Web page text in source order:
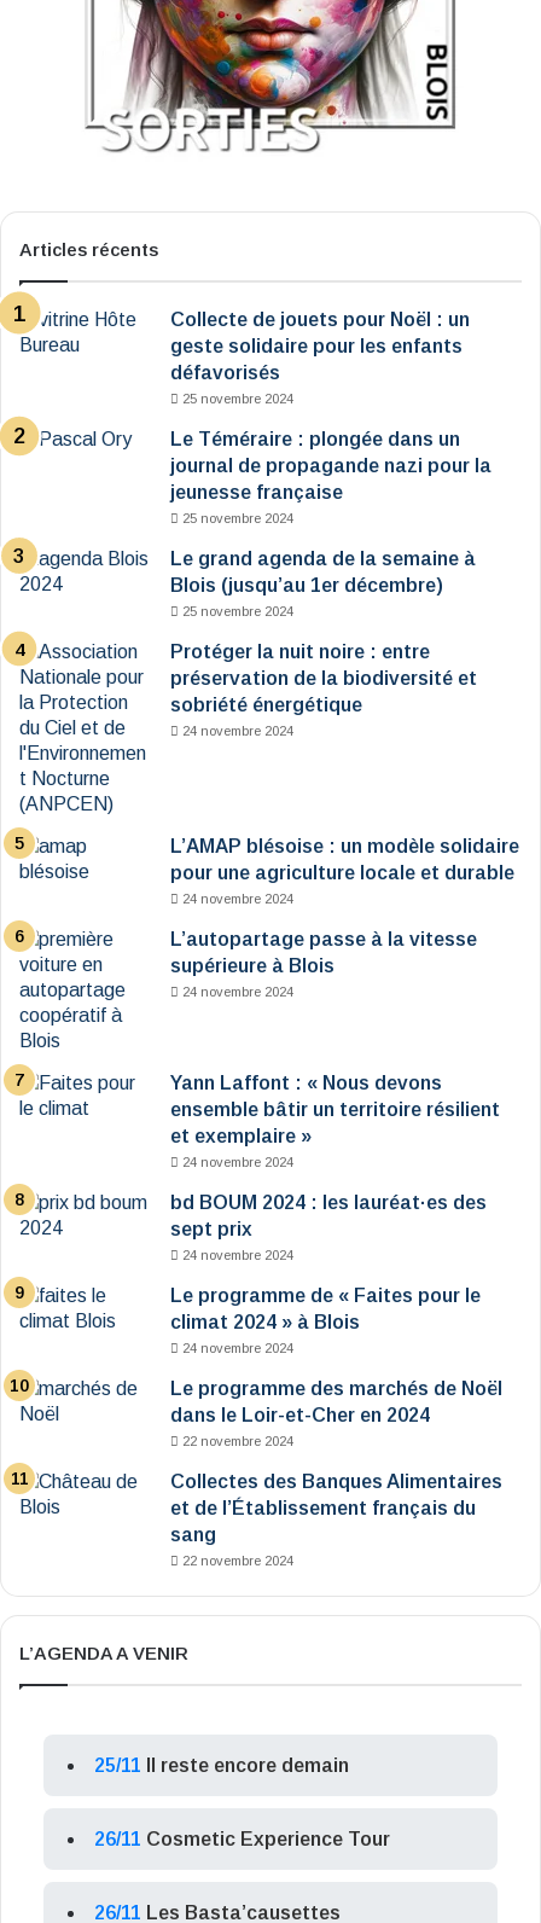
Articles récents
Collecte de jouets pour Noël : un
geste solidaire pour les enfants
défavorisés
25 novembre 2024
Le Téméraire : plongée dans un
journal de propagande nazi pour la
jeunesse française
25 novembre 2024
Le grand agenda de la semaine à
Blois (jusqu’au 1er décembre)
25 novembre 2024
Protéger la nuit noire : entre
préservation de la biodiversité et
sobriété énergétique
24 novembre 2024
L’AMAP blésoise : un modèle solidaire
pour une agriculture locale et durable
24 novembre 2024
L’autopartage passe à la vitesse
supérieure à Blois
24 novembre 2024
Yann Laffont : « Nous devons
ensemble bâtir un territoire résilient
et exemplaire »
24 novembre 2024
bd BOUM 2024 : les lauréat·es des
sept prix
24 novembre 2024
Le programme de « Faites pour le
climat 2024 » à Blois
24 novembre 2024
Le programme des marchés de Noël
dans le Loir-et-Cher en 2024
22 novembre 2024
Collectes des Banques Alimentaires
et de l’Établissement français du
sang
22 novembre 2024
L’AGENDA A VENIR
25/11 Il reste encore demain
26/11 Cosmetic Experience Tour
26/11 Les Basta’causettes